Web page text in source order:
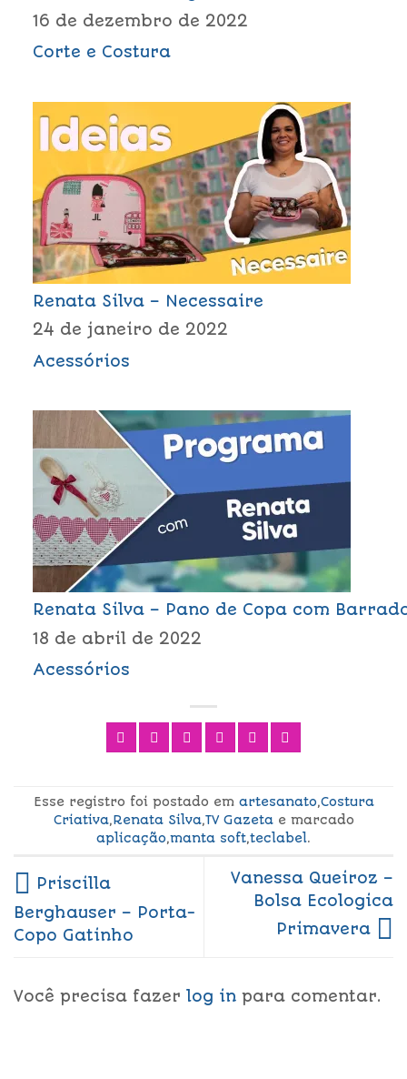
16 de dezembro de 2022
Corte e Costura
Renata Silva – Necessaire
24 de janeiro de 2022
Acessórios
Renata Silva – Pano de Copa com
18 de abril de 2022
Acessórios
Esse registro foi postado em artesanato,Costura
Criativa,Renata Silva,TV Gazetae marcado
aplicação,manta soft,teclabel.
Priscilla
Berghauser – Porta-
Copo Gatinho
Vanessa Queiroz –
Bolsa Ecologica
Primavera
Você precisa fazer log in para comentar.